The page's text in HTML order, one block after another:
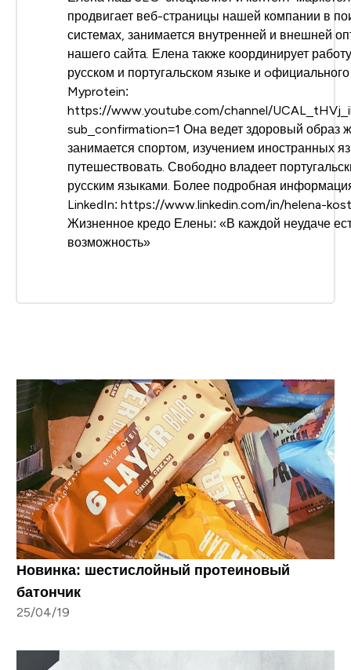
продвигает веб-страницы нашей компании в
системах, занимается внутренней и внешней
нашего сайта. Елена также координирует
русском и португальском языке и
Myprotein:
https://www.youtube.com/channel/
sub_confirmation=1 Она ведет здоровый образ
занимается спортом, изучением иностранных
путешествовать. Свободно владеет
русским языками. Более подробная
LinkedIn: https://www.linkedin.com/in/helena-
Жизненное кредо Елены: «В каждой неудаче
возможность»
Новинка: шестислойный протеиновый
батончик
25/04/19